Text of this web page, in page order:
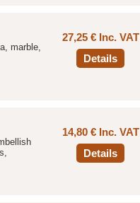
marble,
27,25 € Inc. VAT
Details
14,80 € Inc. VAT
Details